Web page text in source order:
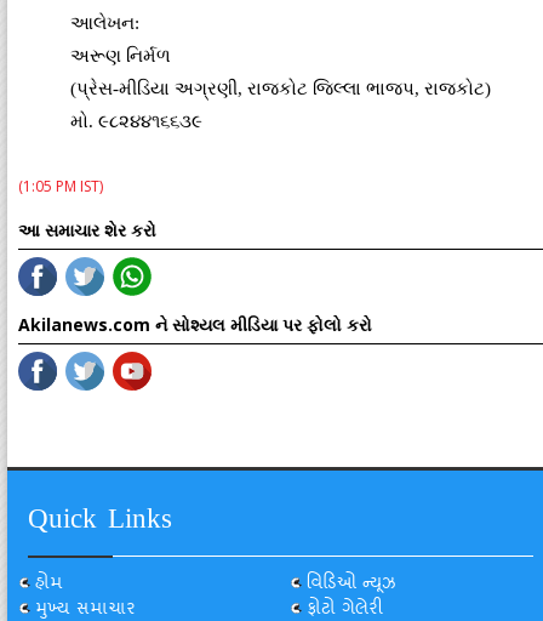
આલેખન:
અરૂણ નિર્મળ
(પ્રેસ-મીડિયા અગ્રણી, રાજકોટ જિલ્લા ભાજપ, રાજકોટ)
મો. ૯૮૨૪૪૧૬૬૩૯
(1:05 PM IST)
આ સમાચાર શેર કરો
Akilanews.com ને સોશ્યલ મીડિયા પર ફોલો કરો
Quick Links
હોમ
મુખ્ય સમાચાર
વિડિઓ ન્યૂઝ
ફોટો ગેલેરી